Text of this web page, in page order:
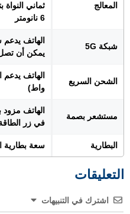
المعالج
6 نانومتر
شبكة 5G
يمكن أن تصل
الشحن السريع
واط)
مستشعر بصمة
الهاتف
في زر
البطارية سعة بطارية الهاتف
التعليقات
اشترك في التنبيهات